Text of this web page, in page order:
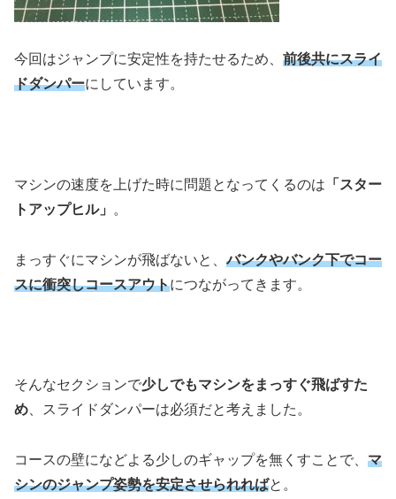
今回はジャンプに安定性を持たせるため、 前後共にスライ
ドダンパーにしています。
マシンの速度を上げた時に問題となってくるのは 「スター
トアップヒル」
。
まっすぐにマシンが飛ばないと、バンクやバンク下でコー
スに衝突しコースアウトにつながってきます。
そんなセクションで少しでもマシンをまっすぐ飛ばすた
め、スライドダンパーは必須だと考えました。
コースの壁になどよる少しのギャップを無くすことで、 マ
シンのジャンプ姿勢を安定させられればと。